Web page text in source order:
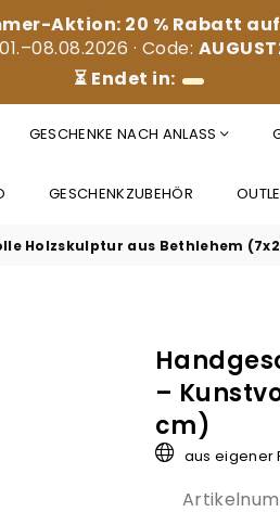
Aktion: 20 % Rabatt
· Code:
⏳ Endet in:
GESCHENKE NACH ANLASS
GESCHENKZUBEHÖR
Holzskulptur aus Bethlehem
–
cm)
aus eigener